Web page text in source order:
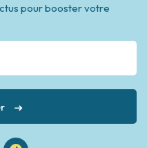
pour booster votre